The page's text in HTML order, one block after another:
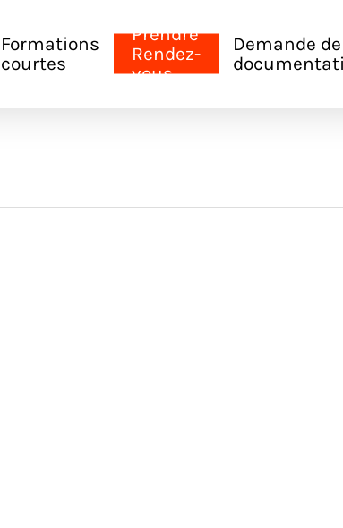
Formations
courtes
Prendre
Rendez-
vous
Demande de